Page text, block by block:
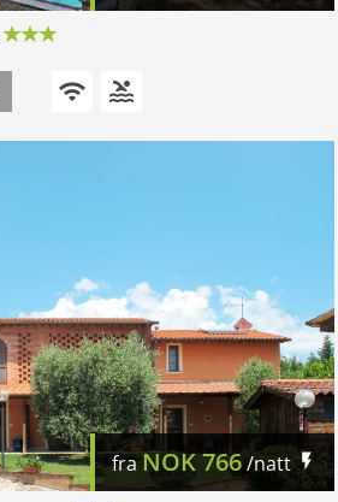
fraNOK766/natt